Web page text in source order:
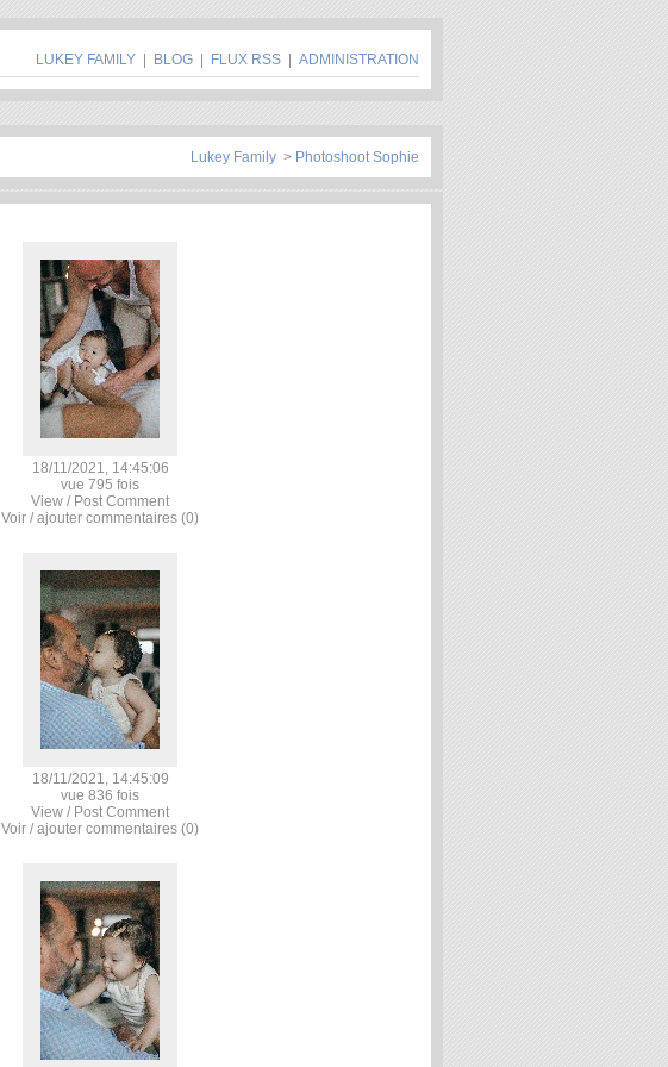
LUKEY FAMILY BLOG FLUX RSS ADMINISTRATION
Lukey Family > Photoshoot Sophie
18/11/2021, 14:45:06
vue 795 fois
View / Post Comment
Voir / ajouter commentaires (0)
18/11/2021, 14:45:09
vue 836 fois
View / Post Comment
Voir / ajouter commentaires (0)